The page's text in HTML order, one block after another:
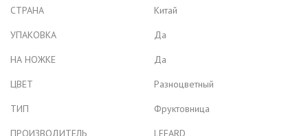
СТРАНА
Китай
УПАКОВКА
Да
НА НОЖКЕ
Да
ЦВЕТ
Разноцветный
ТИП
Фруктовница
ПРОИЗВОДИТЕЛЬ
LEFARD